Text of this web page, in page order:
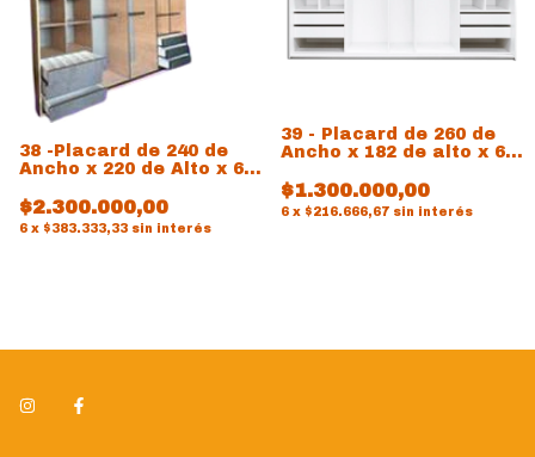
38 -Placard de 240 de
Ancho x 220 de Alto x 60
$2.300.000,00
6 x $383.333,33 sin interés
39 - Placard de 260 de
Ancho x 182 de alto x 60
$1.300.000,00
6 x $216.666,67 sin interés